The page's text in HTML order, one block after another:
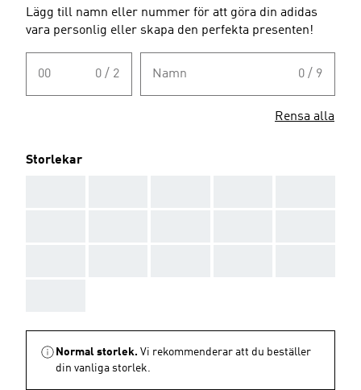
Lägg till namn eller nummer för att göra din adidas
vara personlig eller skapa den perfekta presenten!
00 0 / 2 Namn 0 / 9
Rensa alla
Storlekar
Normal storlek. Vi rekommenderar att du beställer
din vanliga storlek.